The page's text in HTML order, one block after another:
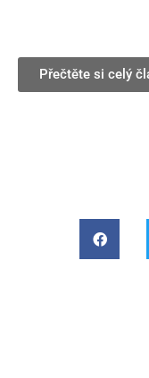
Přečtěte si celý